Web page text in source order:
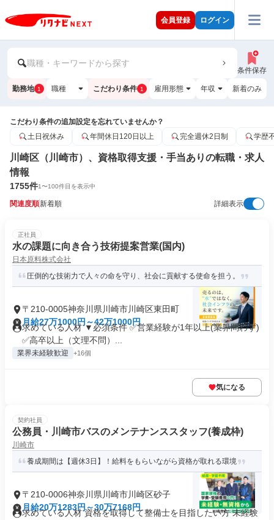
会員登録 ログイン
職種・キーワードから探す
条件保存
勤務地 1 職種 こだわり条件 1 雇用形態 年収 新着のみ
こだわり条件の追加設定を忘れていませんか？
土日祝休み
年間休日120日以上 完全週休2日制 学歴
川崎区（川崎市）、資格取得支援・手当ありの転職・求人
情報
1755件1〜100件目を表示中
関連度順新着順 詳細表示
正社員
水の課題に向き合う技術提案営業(国内)
日本原料株式会社
圧倒的な技術力で人々の命を守り、社会に貢献する使命を担う。
〒210-0005神奈川県川崎市川崎区東田町
月給27万1000円～42万1000円
求めている人材 ▼必須条件 ✅営業経験が1年以上(業界問わず)
✅高卒以上（文理不問）...
業界未経験歓迎 +16個
気になる
契約社員
公務員・川崎市バスのメンテナンススタッフ(養成枠)
川崎市
養成期間は【週休3日】！給料をもらいながら資格が取れる環境
〒210-0006神奈川県川崎市川崎区砂子
月給20万1283円～30万7168円
求めている人材 資格を取得して整備士を目指したい方 未経験